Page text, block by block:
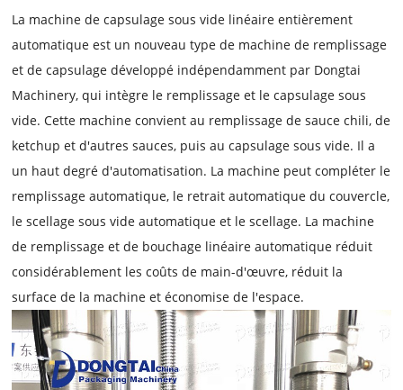
La machine de capsulage sous vide linéaire entièrement
automatique est un nouveau type de machine de remplissage
et de capsulage développé indépendamment par Dongtai
Machinery, qui intègre le remplissage et le capsulage sous
vide. Cette machine convient au remplissage de sauce chili, de
ketchup et d'autres sauces, puis au capsulage sous vide. Il a
un haut degré d'automatisation. La machine peut compléter le
remplissage automatique, le retrait automatique du couvercle,
le scellage sous vide automatique et le scellage. La machine
de remplissage et de bouchage linéaire automatique réduit
considérablement les coûts de main-d'œuvre, réduit la
surface de la machine et économise de l'espace.